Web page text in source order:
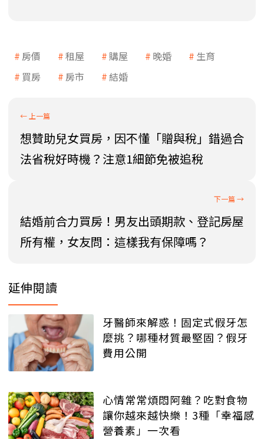
房價 租屋 購屋 晚婚
生育
買房
房市 結婚
想贊助兒女買房，因不懂「贈與稅」錯過合
法省稅好時機？注意1細節免被追稅
結婚前合力買房！男友出頭期款、登記房屋
所有權，女友問：這樣我有保障嗎？
延伸閱讀
牙醫師來解惑！固定式假牙怎
麼挑？哪種材質最堅固？假牙
費用公開
心情常常煩悶阿雜？吃對食物
讓你越來越快樂！3種「幸福感
營養素」一次看